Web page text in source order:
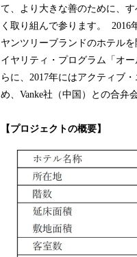
て、より大きな善のために、
く取り組んで参ります。 2016
ヤンツリーブランドのホテル
イヤリティ・プログラム「オ
らに、2017年にはアクティブ
め、Vanke社（中国）との合弁
【プロジェクトの概要】